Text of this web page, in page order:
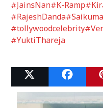
#JainsNan#K-Ramp
#RajeshDanda
#tollywoodcelebrity
#YuktiThareja
Related Posts